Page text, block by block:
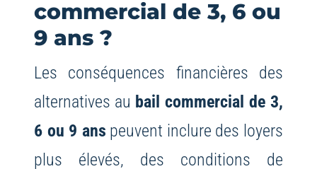
commercial de 3, 6 ou
9 ans ?
Les conséquences financières des
alternatives au bail commercial de 3,
6 ou 9 ans peuvent inclure des loyers
plus élevés, des conditions de